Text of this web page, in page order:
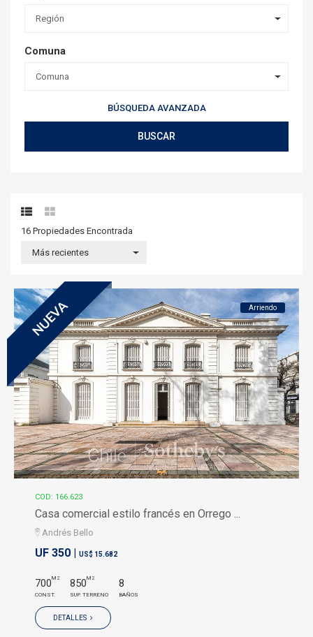
Región
Comuna
Comuna
BÚSQUEDA AVANZADA
BUSCAR
16 Propiedades Encontrada
Más recientes
NUEVA Arriendo
COD: 166.623
Casa comercial estilo francés en Orrego ...
Andrés Bello
UF 350 | US$ 15.682
700M2
CONST.
850M2
SUP. TERRENO
8
BAÑOS
DETALLES